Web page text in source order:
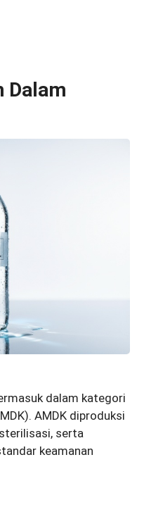
Dalam
dalam kategori
AMDK diproduksi
serta
keamanan